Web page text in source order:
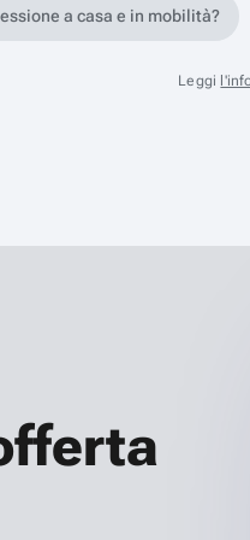
a casa e in mobilità?
Leggi